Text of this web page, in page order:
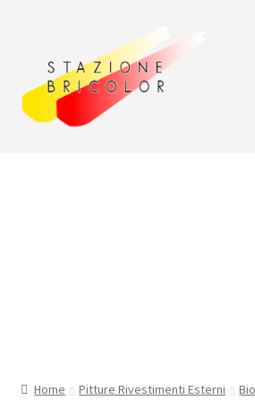
navigazione
contenuto
Pagamento
Home Pitture Rivestimenti Esterni